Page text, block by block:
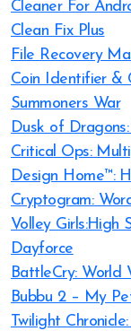
Cleaner For
Clean Fix Plus
File Recovery
Coin Identifier &
Summoners War
Dusk of
Critical Ops:
Design Home™:
Cryptogram:
Volley Girls:High
Dayforce
BattleCry: World
Bubbu 2 – My
Twilight